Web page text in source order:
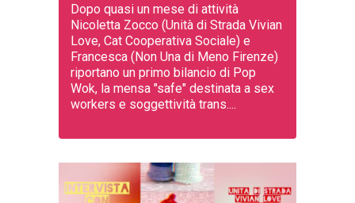
Dopo quasi un mese di attività
Nicoletta Zocco (Unità di Strada Vivian
Love, Cat Cooperativa Sociale) e
Francesca (Non Una di Meno Firenze)
riportano un primo bilancio di Pop
Wok, la mensa "safe" destinata a sex
workers e soggettività trans....